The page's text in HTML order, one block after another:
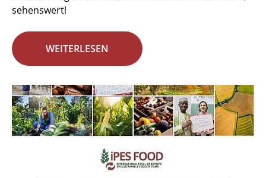
sehenswert!
WEITERLESEN